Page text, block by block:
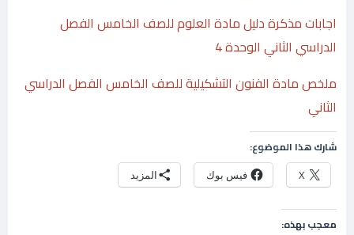
اجابات مذكرة دليل مادة العلوم للصف الخامس الفصل
الدراسي الثاني الوحدة 4
ملخص مادة الفنون التشكيلية للصف الخامس الفصل الدراسي
الثاني
شارك هذا الموضوع:
X فيس بوك المزيد
معجب بهذه: